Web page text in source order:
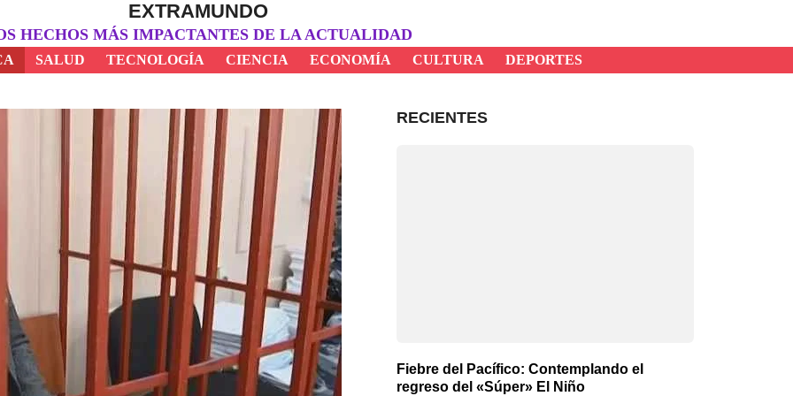
EXTRAMUNDO
HECHOS MÁS IMPACTANTES DE LA ACTUALIDAD
SALUD TECNOLOGÍA CIENCIA ECONOMÍA CULTURA DEPORTES
RECIENTES
Fiebre del Pacífico: Contemplando el
regreso del «Súper» El Niño